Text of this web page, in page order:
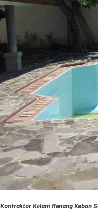
Kontraktor Kolam Renang Kebon